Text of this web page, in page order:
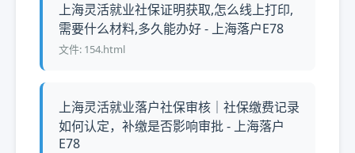
上海灵活就业社保证明获取,怎么线上打印,
需要什么材料,多久能办好 - 上海落户E78
文件: 154.html
上海灵活就业落户社保审核｜社保缴费记录
如何认定，补缴是否影响审批 - 上海落户
E78